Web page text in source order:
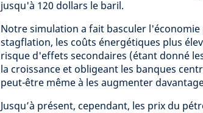
jusqu'à 120 dollars le baril.
Notre simulation a fait basculer
stagflation, les coûts énergétiques plus
risque d'effets secondaires (étant donné
la croissance et obligeant les banques
peut-être même à les augmenter
Jusqu’à présent, cependant, les prix du